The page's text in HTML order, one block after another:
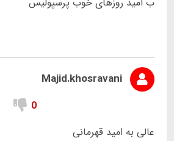
Majid.khosravani
0
عالی به امید قهرمانی